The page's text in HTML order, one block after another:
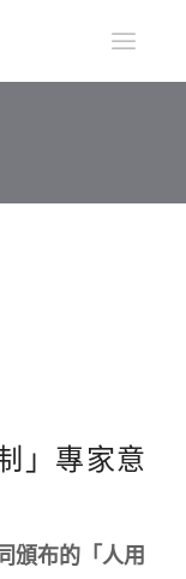
」專家意
頒布的「人用